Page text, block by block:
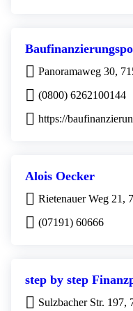
Panoramaweg 30,
(0800) 6262100144
https://
Alois Oecker
Rietenauer Weg 21,
(07191) 60666
step by step
Sulzbacher Str. 197,